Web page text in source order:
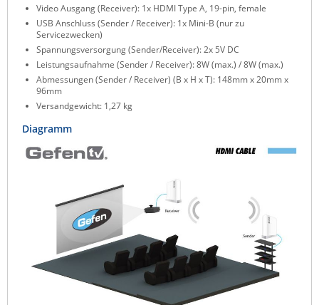
Tactical Software
TEKTELIC
Teltonika
Unwired Networks
Vision
WATTECO
Westermo
ZPE Systems
News zu unseren Herstellern
Video Ausgang (Receiver): 1x HDMI Type A, 19-pin, female
USB Anschluss (Sender / Receiver): 1x Mini-B (nur zu
Servicezwecken)
Spannungsversorgung (Sender/Receiver): 2x 5V DC
Leistungsaufnahme (Sender / Receiver): 8W (max.) / 8W (max.)
Abmessungen (Sender / Receiver) (B x H x T): 148mm x 20mm x
96mm
Versandgewicht: 1,27 kg
Diagramm